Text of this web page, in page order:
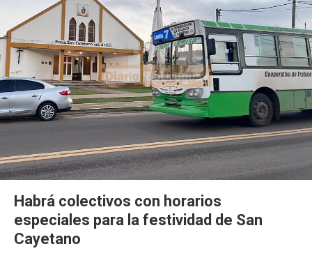
Habrá colectivos con horarios
especiales para la festividad de San
Cayetano